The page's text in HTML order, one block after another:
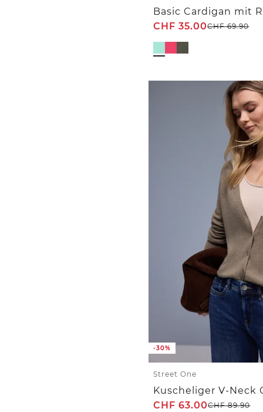
Basic Cardigan mit
CHF 35.00CHF69.90
-30%
Street One
Kuscheliger V-Neck
CHF 63.00CHF89.90